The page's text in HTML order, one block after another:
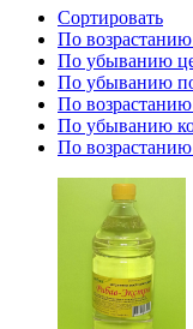
Сортировать
По
По убыванию
По убыванию
По
По убыванию
По